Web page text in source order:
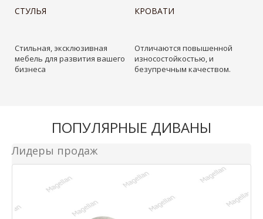
СТУЛЬЯ
Стильная, эксклюзивная
мебель для развития вашего
бизнеса
КРОВАТИ
Отличаются повышенной
износостойкостью, и
безупречным качеством.
ПОПУЛЯРНЫЕ ДИВАНЫ
Лидеры продаж